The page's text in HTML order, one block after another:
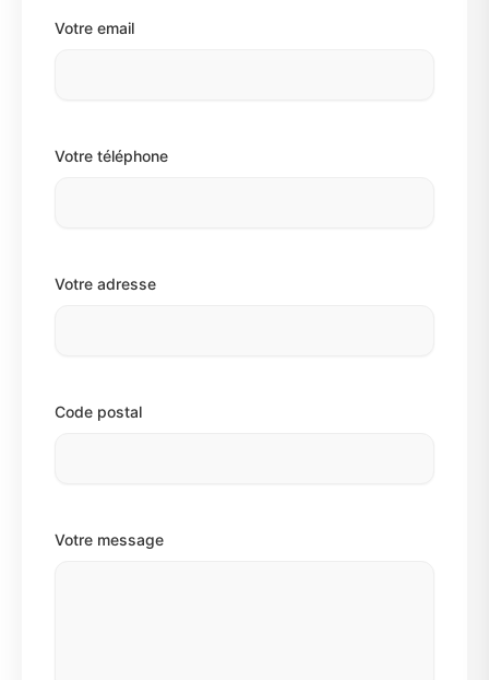
Votre email
Votre téléphone
Votre adresse
Code postal
Votre message